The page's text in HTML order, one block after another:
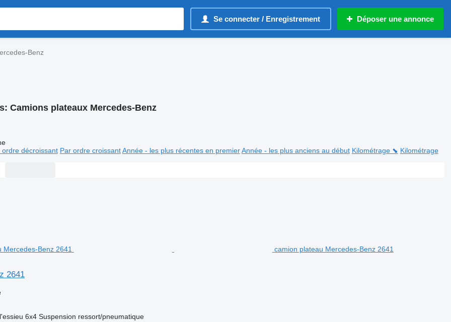
Se connecter / Enregistrement Déposer une annonce
Benz
Camions plateaux Mercedes-Benz
ordre décroissant Par ordre croissant Année - les plus récentes en premier Année - les plus anciens au début Kilométrage ⬊ Kilométrage
camion plateau Mercedes-Benz 2641
2641
6x4 Suspension ressort/pneumatique